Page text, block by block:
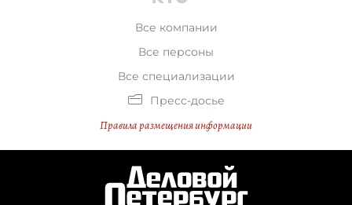
Все компании
Все персоны
Все специализации
Пресс-досье
Правила размещения информации